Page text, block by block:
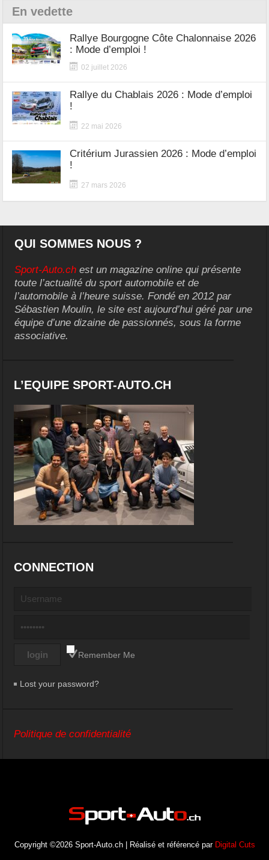
En vedette
Rallye Bourgogne Côte Chalonnaise 2026
: Mode d’emploi !
02 juillet 2026
Rallye du Chablais 2026 : Mode d’emploi
!
22 mai 2026
Critérium Jurassien 2026 : Mode d’emploi
!
27 mars 2026
QUI SOMMES NOUS ?
Sport-Auto.ch est un magazine online qui présente
toute l’actualité du sport automobile et de
l’automobile à l’heure suisse. Fondé en 2012 par
Sébastien Moulin, le site est aujourd’hui géré par une
équipe d’une dizaine de passionnés, sous la forme
associative.
L’EQUIPE SPORT-AUTO.CH
CONNECTION
Remember Me
Lost your password?
Politique de confidentialité
Copyright ©2026 Sport-Auto.ch | Réalisé et référencé par Digital Cuts